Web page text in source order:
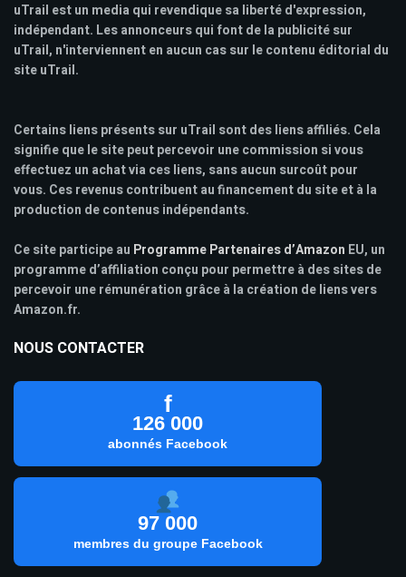
uTrail est un media qui revendique sa liberté d'expression,
indépendant. Les annonceurs qui font de la publicité sur
uTrail, n'interviennent en aucun cas sur le contenu éditorial du
site uTrail.
Certains liens présents sur uTrail sont des liens affiliés. Cela
signifie que le site peut percevoir une commission si vous
effectuez un achat via ces liens, sans aucun surcoût pour
vous. Ces revenus contribuent au financement du site et à la
production de contenus indépendants.
Ce site participe au Programme Partenaires d’Amazon EU, un
programme d’affiliation conçu pour permettre à des sites de
percevoir une rémunération grâce à la création de liens vers
Amazon.fr.
NOUS CONTACTER
f
126 000
abonnés Facebook
97 000
membres du groupe Facebook